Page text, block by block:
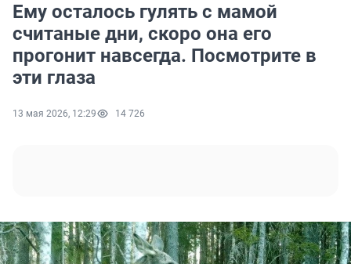
Ему осталось гулять с мамой
считаные дни, скоро она его
прогонит навсегда. Посмотрите в
эти глаза
13 мая 2026, 12:29 14 726